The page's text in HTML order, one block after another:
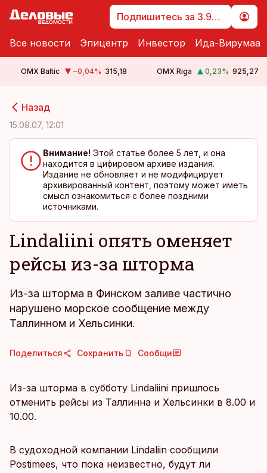
Подпишитесь за 3.99 €
Все новости Эпицентр Инвестор Ида-Вирумаа
OMX Baltic −0,04% 315,18 OMX Riga 0,23% 925,27
Назад
15.09.07, 12:01
Внимание! Этой статье более 5 лет, и она
находится в цифировом архиве издания.
Издание не обновляет и не модифицирует
архивированный контент, поэтому может иметь
смысл ознакомиться с более поздними
источниками.
Lindaliini опять оменяет
рейсы из-за шторма
Из-за шторма в Финском заливе частично
нарушено морское сообщение между
Таллинном и Хельсинки.
Поделиться Сохранить Сообщи
Из-за шторма в субботу Lindaliini пришлось
отменить рейсы из Таллинна и Хельсинки в 8.00 и
10.00.
В судоходной компании Lindaliin сообщили
Postimees, что пока неизвестно, будут ли